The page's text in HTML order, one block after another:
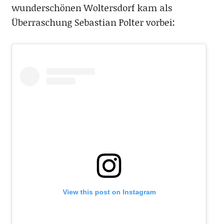
wunderschönen Woltersdorf kam als
Überraschung Sebastian Polter vorbei:
View this post on Instagram